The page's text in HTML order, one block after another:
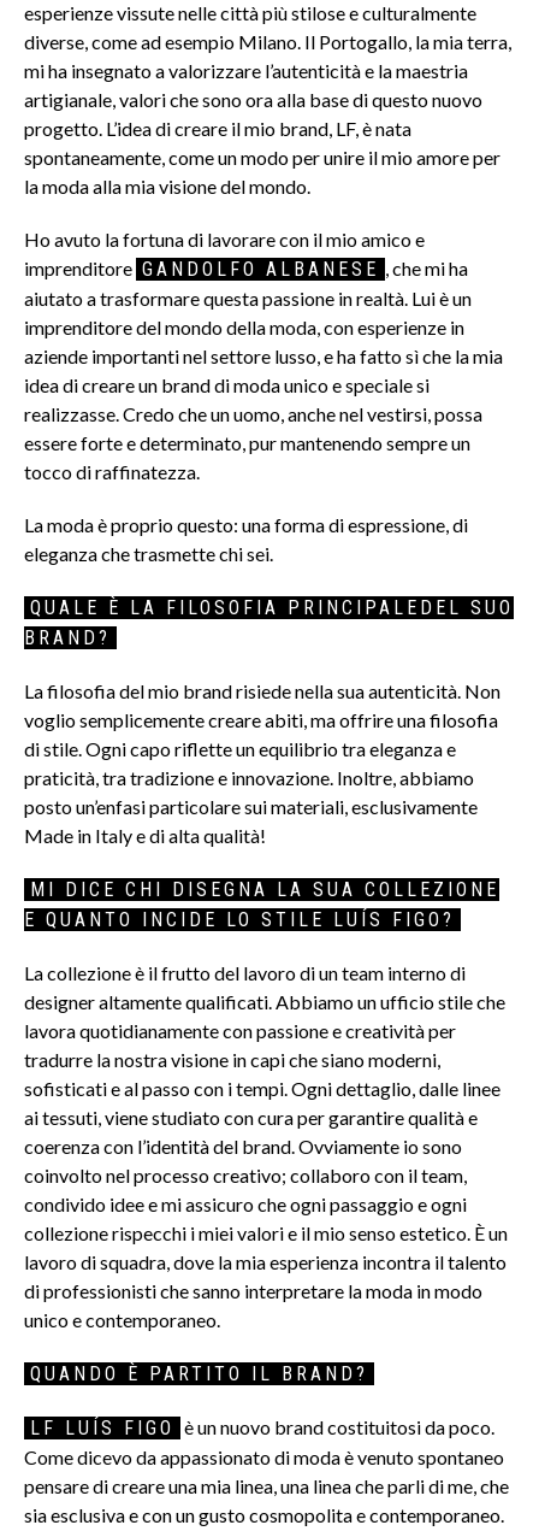
esperienze vissute nelle città più stilose e culturalmente
diverse, come ad esempio Milano. Il Portogallo, la mia terra,
mi ha insegnato a valorizzare l’autenticità e la maestria
artigianale, valori che sono ora alla base di questo nuovo
progetto. L’idea di creare il mio brand, LF, è nata
spontaneamente, come un modo per unire il mio amore per
la moda alla mia visione del mondo.
Ho avuto la fortuna di lavorare con il mio amico e
imprenditore GANDOLFO ALBANESE , che mi ha
aiutato a trasformare questa passione in realtà. Lui è un
imprenditore del mondo della moda, con esperienze in
aziende importanti nel settore lusso, e ha fatto sì che la mia
idea di creare un brand di moda unico e speciale si
realizzasse. Credo che un uomo, anche nel vestirsi, possa
essere forte e determinato, pur mantenendo sempre un
tocco di raffinatezza.
La moda è proprio questo: una forma di espressione, di
eleganza che trasmette chi sei.
QUALE È LA FILOSOFIA PRINCIPALEDEL SUO
BRAND?
La filosofia del mio brand risiede nella sua autenticità. Non
voglio semplicemente creare abiti, ma offrire una filosofia
di stile. Ogni capo riflette un equilibrio tra eleganza e
praticità, tra tradizione e innovazione. Inoltre, abbiamo
posto un’enfasi particolare sui materiali, esclusivamente
Made in Italy e di alta qualità!
MI DICE CHI DISEGNA LA SUA COLLEZIONE
E QUANTO INCIDE LO STILE LUÍS FIGO?
La collezione è il frutto del lavoro di un team interno di
designer altamente qualificati. Abbiamo un ufficio stile che
lavora quotidianamente con passione e creatività per
tradurre la nostra visione in capi che siano moderni,
sofisticati e al passo con i tempi. Ogni dettaglio, dalle linee
ai tessuti, viene studiato con cura per garantire qualità e
coerenza con l’identità del brand. Ovviamente io sono
coinvolto nel processo creativo; collaboro con il team,
condivido idee e mi assicuro che ogni passaggio e ogni
collezione rispecchi i miei valori e il mio senso estetico. È un
lavoro di squadra, dove la mia esperienza incontra il talento
di professionisti che sanno interpretare la moda in modo
unico e contemporaneo.
QUANDO È PARTITO IL BRAND?
LF LUÍS FIGO è un nuovo brand costituitosi da poco.
Come dicevo da appassionato di moda è venuto spontaneo
pensare di creare una mia linea, una linea che parli di me, che
sia esclusiva e con un gusto cosmopolita e contemporaneo.